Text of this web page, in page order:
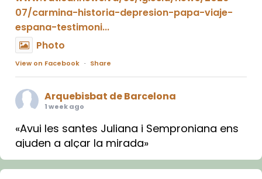
07/carmina-historia-depresion-papa-viaje-
espana-testimoni...
Photo
View on Facebook · Share
Arquebisbat de Barcelona
1 week ago
«Avui les santes Juliana i Semproniana ens
ajuden a alçar la mirada»
Mons. Sergi Gordo, bisbe de Tortosa, ha